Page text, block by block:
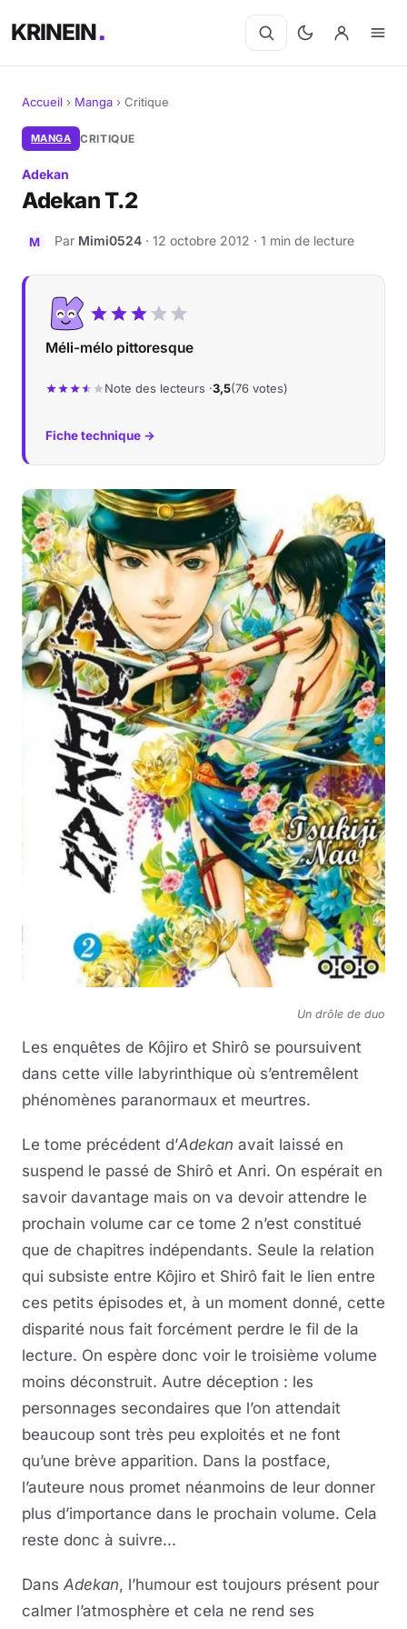
KRINEIN
Cinéma
Séries
Livres
Jeux vidéo
Musique
Sortir
Sciences & Tech
Forum
Accueil › Manga › Critique
MANGA CRITIQUE
Adekan
Adekan T.2
M Par Mimi0524 · 12 octobre 2012 · 1 min de lecture
Méli-mélo pittoresque
Note des lecteurs ·3,5(76 votes)
Fiche technique →
Un drôle de duo
Les enquêtes de Kôjiro et Shirô se poursuivent
dans cette ville labyrinthique où s’entremêlent
phénomènes paranormaux et meurtres.
Le tome précédent d’Adekan avait laissé en
suspend le passé de Shirô et Anri. On espérait en
savoir davantage mais on va devoir attendre le
prochain volume car ce tome 2 n’est constitué
que de chapitres indépendants. Seule la relation
qui subsiste entre Kôjiro et Shirô fait le lien entre
ces petits épisodes et, à un moment donné, cette
disparité nous fait forcément perdre le fil de la
lecture. On espère donc voir le troisième volume
moins déconstruit. Autre déception : les
personnages secondaires que l’on attendait
beaucoup sont très peu exploités et ne font
qu’une brève apparition. Dans la postface,
l’auteure nous promet néanmoins de leur donner
plus d’importance dans le prochain volume. Cela
reste donc à suivre...
Dans Adekan, l’humour est toujours présent pour
calmer l’atmosphère et cela ne rend ses